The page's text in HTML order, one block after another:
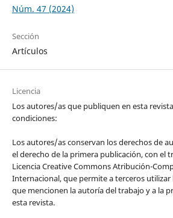
Núm. 47 (2024)
Sección
Artículos
Licencia
Los autores/as que publiquen en esta
condiciones:
Los autores/as conservan los derechos de
el derecho de la primera publicación, con el
Licencia Creative Commons Atribución-
Internacional, que permite a terceros
que mencionen la autoría del trabajo y a la
esta revista.